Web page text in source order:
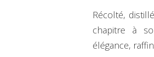
Récolté,
chapitre à
élégance,